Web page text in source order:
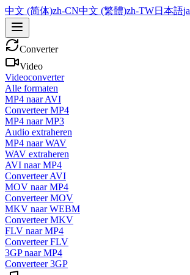
中文 (简体)zh-CN中文 (繁體)zh-TW日本語ja
Converter
Video
Videoconverter
Alle formaten
MP4 naar AVI
Converteer MP4
MP4 naar MP3
Audio extraheren
MP4 naar WAV
WAV extraheren
AVI naar MP4
Converteer AVI
MOV naar MP4
Converteer MOV
MKV naar WEBM
Converteer MKV
FLV naar MP4
Converteer FLV
3GP naar MP4
Converteer 3GP